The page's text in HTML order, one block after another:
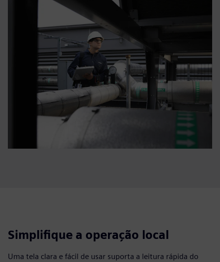
Simplifique a operação local
Uma tela clara e fácil de usar suporta a leitura rápida do